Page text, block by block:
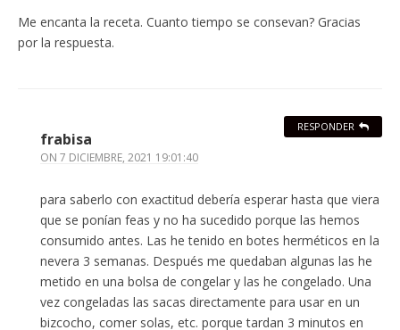
Me encanta la receta. Cuanto tiempo se consevan? Gracias
por la respuesta.
frabisa
ON 7 DICIEMBRE, 2021 19:01:40
para saberlo con exactitud debería esperar hasta que viera
que se ponían feas y no ha sucedido porque las hemos
consumido antes. Las he tenido en botes herméticos en la
nevera 3 semanas. Después me quedaban algunas las he
metido en una bolsa de congelar y las he congelado. Una
vez congeladas las sacas directamente para usar en un
bizcocho, comer solas, etc. porque tardan 3 minutos en
RESPONDER